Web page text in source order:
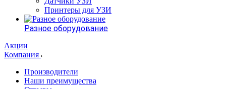
Принтеры для УЗИ
Разное оборудование
Акции
Компания
Производители
Наши преимущества